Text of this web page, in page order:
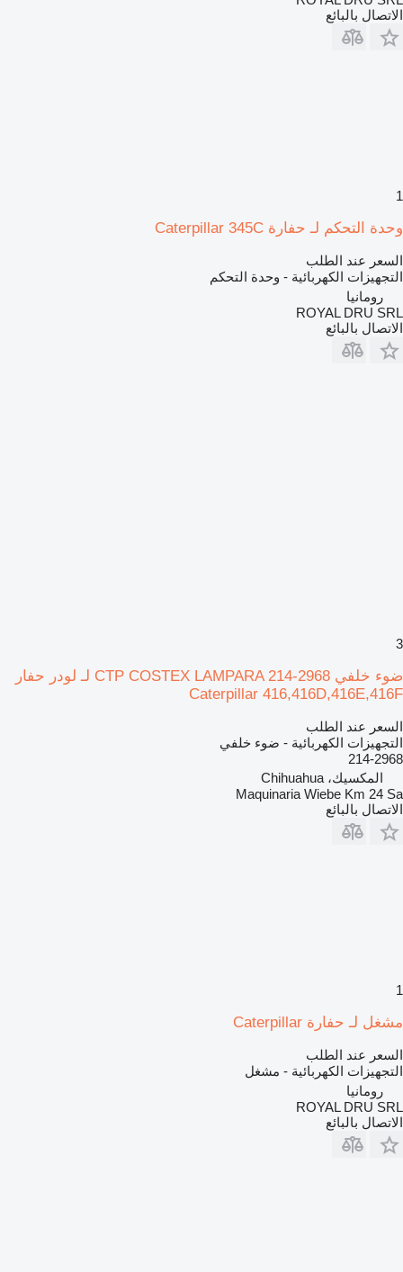
الاتصال بالبائع
1
وحدة التحكم لـ حفارة Caterpillar 345C
السعر عند الطلب
التجهيزات الكهربائية - وحدة التحكم
رومانيا
ROYAL DRU SRL
الاتصال بالبائع
3
ضوء خلفي CTP COSTEX LAMPARA 214-2968 لـ لودر حفار
Caterpillar 416,416D,416E,416F
السعر عند الطلب
التجهيزات الكهربائية - ضوء خلفي
214-2968
المكسيك، Chihuahua
Maquinaria Wiebe Km 24 Sa
الاتصال بالبائع
1
مشغل لـ حفارة Caterpillar
السعر عند الطلب
التجهيزات الكهربائية - مشغل
رومانيا
ROYAL DRU SRL
الاتصال بالبائع